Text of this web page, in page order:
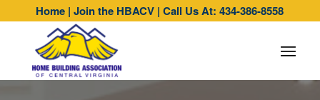
Home |Join the HBACV |Call Us At: 434-386-8558